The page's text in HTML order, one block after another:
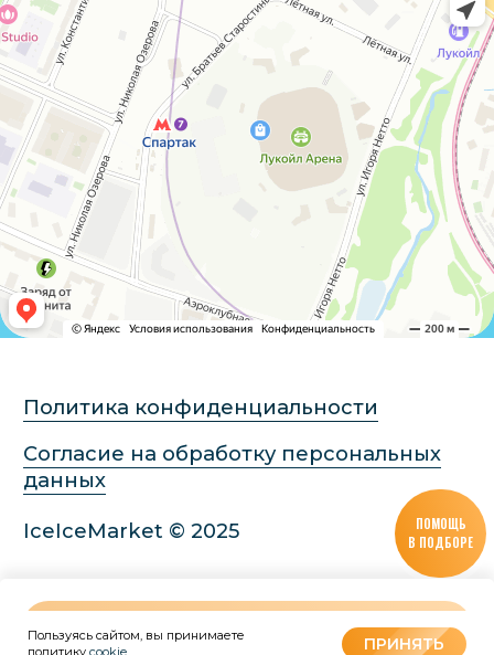
В КОРЗИНУ
Пользуясь сайтом, вы принимаете
политику cookie ПРИНЯТЬ
ПОМОЩЬ
В ПОДБОРЕ
Made on